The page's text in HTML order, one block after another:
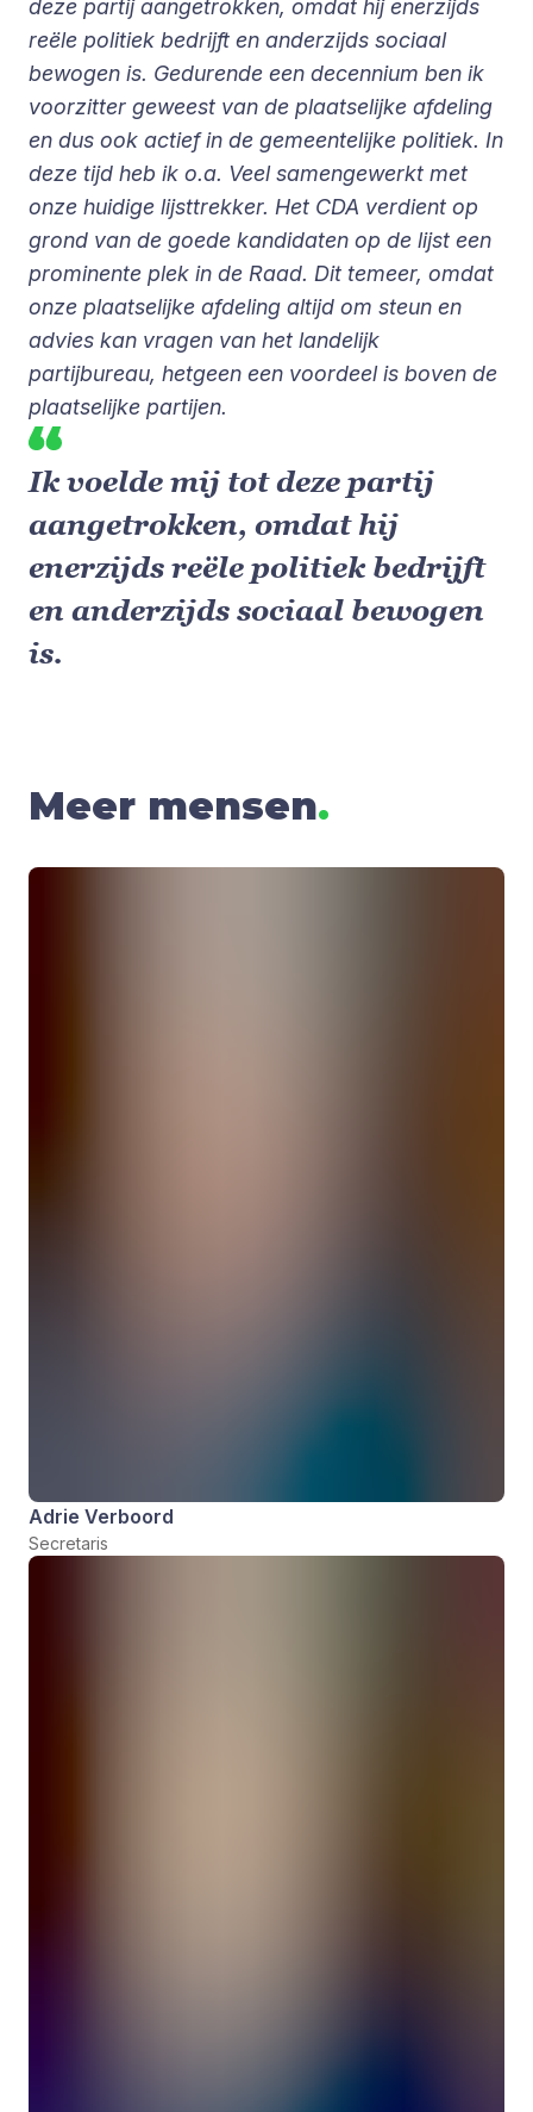
deze partij aangetrokken, omdat hij enerzijds
reële politiek bedrijft en anderzijds sociaal
bewogen is. Gedurende een decennium ben ik
voorzitter geweest van de plaatselijke afdeling
en dus ook actief in de gemeentelijke politiek. In
deze tijd heb ik o.a. Veel samengewerkt met
onze huidige lijsttrekker. Het CDA verdient op
grond van de goede kandidaten op de lijst een
prominente plek in de Raad. Dit temeer, omdat
onze plaatselijke afdeling altijd om steun en
advies kan vragen van het landelijk
partijbureau, hetgeen een voordeel is boven de
plaatselijke partijen.
Ik voelde mij tot deze partij
aangetrokken, omdat hij
enerzijds reële politiek bedrijft
en anderzijds sociaal bewogen
is.
Meer mensen.
Adrie Verboord
Secretaris